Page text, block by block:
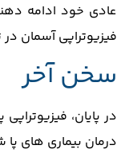
عادی خود ادامه
فیزیوتراپی آسمان
سخن آخر
در پایان،
درمان بیماری های